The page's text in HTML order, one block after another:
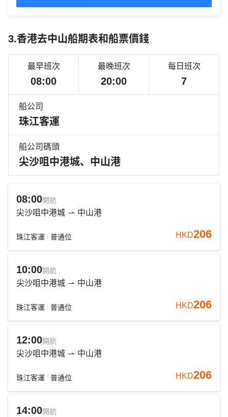
3.香港去中山船期表和船票價錢
最早班次
08:00
最晚班次
20:00
每日班次
7
船公司
珠江客運
船公司碼頭
尖沙咀中港城、中山港
08:00開航
尖沙咀中港城 中山港
珠江客運 普通位 HKD206
10:00開航
尖沙咀中港城 中山港
珠江客運 普通位 HKD206
12:00開航
尖沙咀中港城 中山港
珠江客運 普通位 HKD206
14:00開航